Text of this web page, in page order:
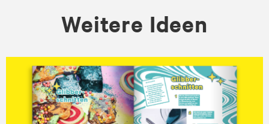
Weitere Ideen